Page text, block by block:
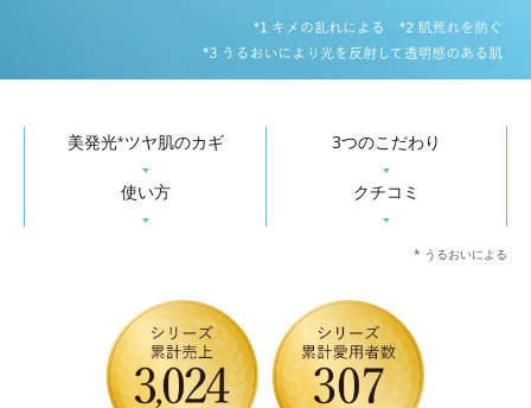
美発光*ツヤ肌のカギ
▼
3つのこだわり
▼
使い方
▼
クチコミ
▼
* うるおいによる